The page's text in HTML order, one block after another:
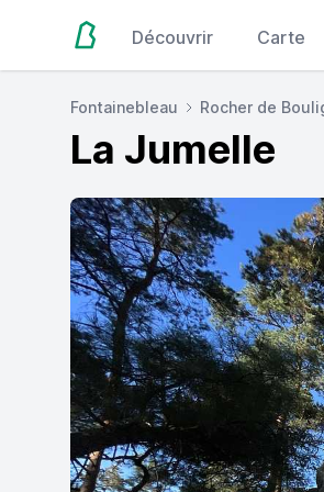
Découvrir Carte
Fontainebleau Rocher de
La Jumelle